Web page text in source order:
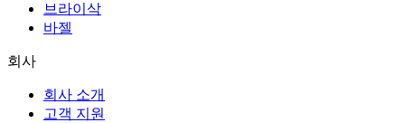
브라이삭
바젤
회사
회사 소개
고객 지원